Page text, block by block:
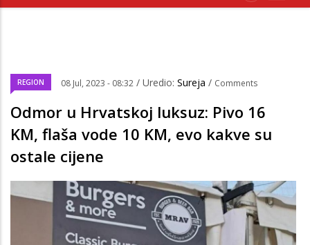
REGION 08 Jul, 2023 - 08:32 / Uredio: Sureja / Comments
Odmor u Hrvatskoj luksuz: Pivo 16
KM, flaša vode 10 KM, evo kakve su
ostale cijene